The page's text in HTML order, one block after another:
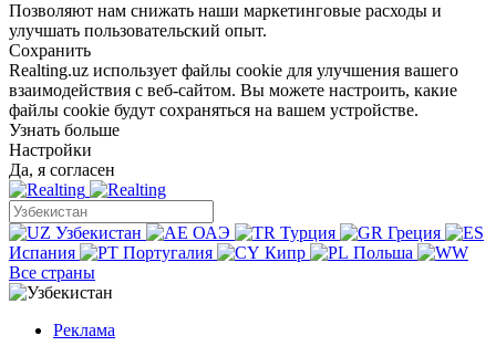
Позволяют нам снижать наши маркетинговые расходы и
улучшать пользовательский опыт.
Сохранить
Realting.uz использует файлы cookie для улучшения вашего
взаимодействия с веб-сайтом. Вы можете настроить, какие
файлы cookie будут сохраняться на вашем устройстве.
Узнать больше
Настройки
Да, я согласен
Узбекистан ОАЭ Турция
Греция
Испания
Португалия Кипр
Польша
Все страны
Реклама